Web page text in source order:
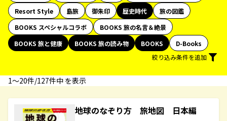
Resort Style
島旅 御朱印 歴史時代
旅の図鑑
BOOKS スペシャルコラボ
BOOKS 旅の名言＆絶景
BOOKS 旅と健康
BOOKS 旅の読み物 BOOKS
D-Books
絞り込み条件を追加
1〜20件/127件中 を表示
地球のなぞり方 旅地図 日本編